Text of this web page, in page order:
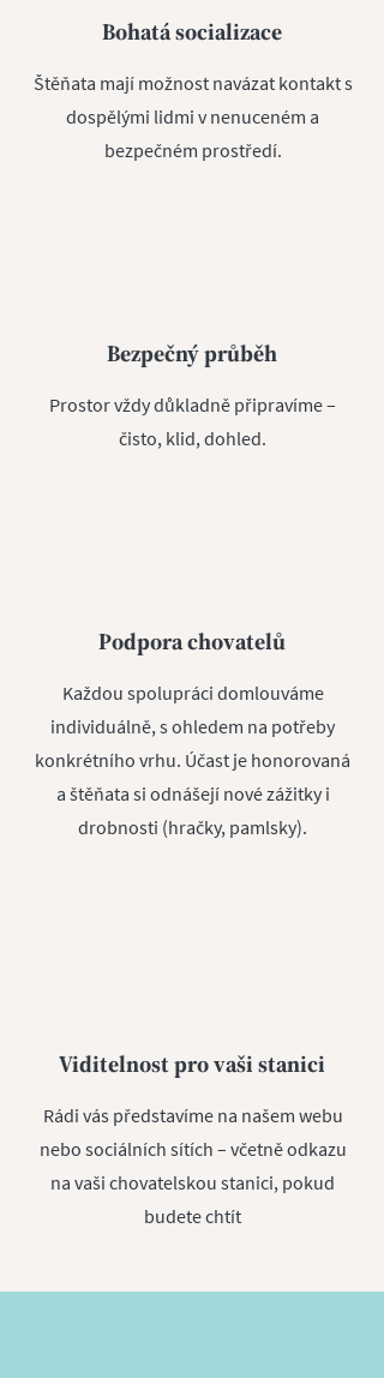
Bohatá socializace
Štěňata mají možnost navázat kontakt s
dospělými lidmi v nenuceném a
bezpečném prostředí.
Bezpečný průběh
Prostor vždy důkladně připravíme –
čisto, klid, dohled.
Podpora chovatelů
Každou spolupráci domlouváme
individuálně, s ohledem na potřeby
konkrétního vrhu. Účast je honorovaná
a štěňata si odnášejí nové zážitky i
drobnosti (hračky, pamlsky).
Viditelnost pro vaši stanici
Rádi vás představíme na našem webu
nebo sociálních sítích – včetně odkazu
na vaši chovatelskou stanici, pokud
budete chtít